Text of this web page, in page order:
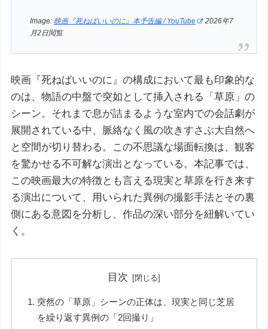
Image: 映画『死ねばいいのに』本予告編 / YouTube
2026年7
月2日閲覧
映画『死ねばいいのに』の構成において最も印象的な
のは、物語の中盤で突如として挿入される「草原」の
シーン。それまで息が詰まるような室内での会話劇が
展開されている中、脈絡なく風の吹きすさぶ大自然へ
と空間が切り替わる。この不思議な場面転換は、観客
を驚かせる不可解な演出となっている。本記事では、
この映画最大の特徴とも言える現実と草原を行き来す
る演出について、用いられた異例の撮影手法とその裏
側にある意図を分析し、作品の深い部分を紐解いてい
く。
目次
突然の「草原」シーンの正体は、現実と同じ芝居
を繰り返す異例の「2回撮り」